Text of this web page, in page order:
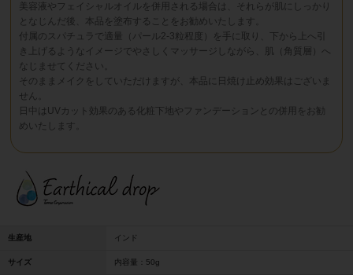
美容液やフェイシャルオイルを併用される場合は、それらが肌にしっかり
となじんだ後、本品を塗布することをお勧めいたします。
付属のスパチュラで適量（パール2-3粒程度）を手に取り、下から上へ引
き上げるようなイメージでやさしくマッサージしながら、肌（角質層）へ
なじませてください。
そのままメイクをしていただけますが、本品に日焼け止め効果はございま
せん。
日中はUVカット効果のある化粧下地やファンデーションとの併用をお勧
めいたします。
生産地 インド
サイズ 内容量：50g